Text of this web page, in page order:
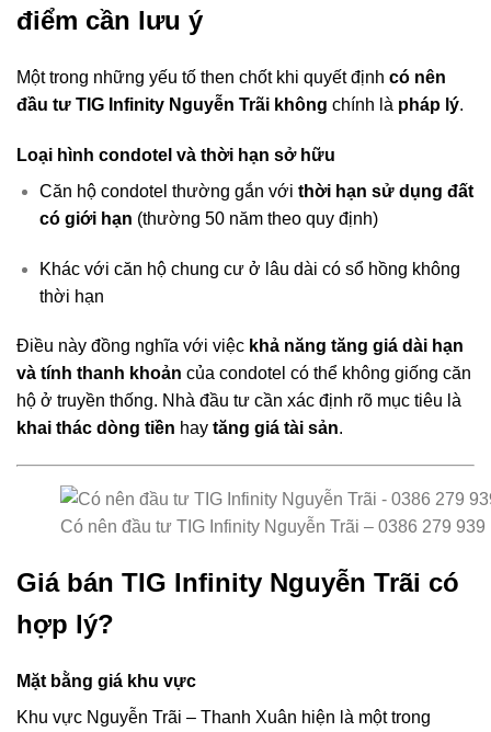
điểm cần lưu ý
Một trong những yếu tố then chốt khi quyết định có nên
đầu tư TIG Infinity Nguyễn Trãi không chính là pháp lý.
Loại hình condotel và thời hạn sở hữu
Căn hộ condotel thường gắn với thời hạn sử dụng đất
có giới hạn (thường 50 năm theo quy định)
Khác với căn hộ chung cư ở lâu dài có sổ hồng không
thời hạn
Điều này đồng nghĩa với việc khả năng tăng giá dài hạn
và tính thanh khoản của condotel có thể không giống căn
hộ ở truyền thống. Nhà đầu tư cần xác định rõ mục tiêu là
khai thác dòng tiền hay tăng giá tài sản.
Có nên đầu tư TIG Infinity Nguyễn Trãi – 0386 279 939
Giá bán TIG Infinity Nguyễn Trãi có
hợp lý?
Mặt bằng giá khu vực
Khu vực Nguyễn Trãi – Thanh Xuân hiện là một trong